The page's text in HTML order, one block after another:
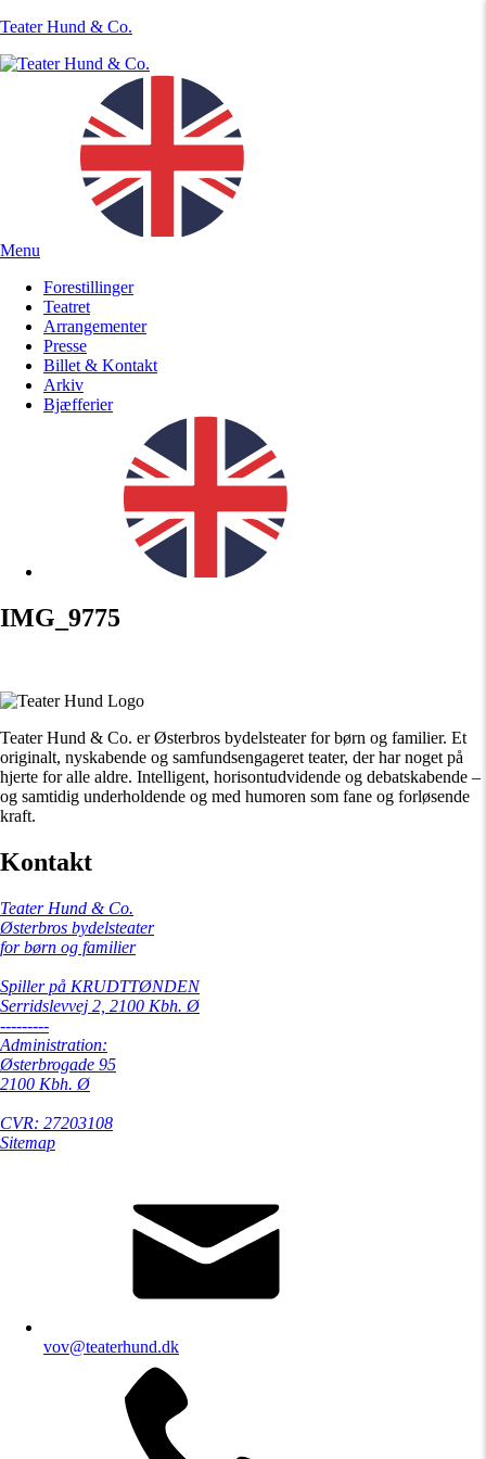
Teater Hund & Co.
Menu
Forestillinger
Teatret
Arrangementer
Presse
Billet & Kontakt
Arkiv
Bjæfferier
IMG_9775
Teater Hund & Co. er Østerbros bydelsteater for børn og familier. Et
originalt, nyskabende og samfundsengageret teater, der har noget på
hjerte for alle aldre. Intelligent, horisontudvidende og debatskabende –
og samtidig underholdende og med humoren som fane og forløsende
kraft.
Kontakt
Teater Hund & Co.
Østerbros bydelsteater
for børn og familier
Spiller på KRUDTTØNDEN
Serridslevvej 2, 2100 Kbh. Ø
---------
Administration:
Østerbrogade 95
2100 Kbh. Ø
CVR: 27203108
Sitemap
vov@teaterhund.dk